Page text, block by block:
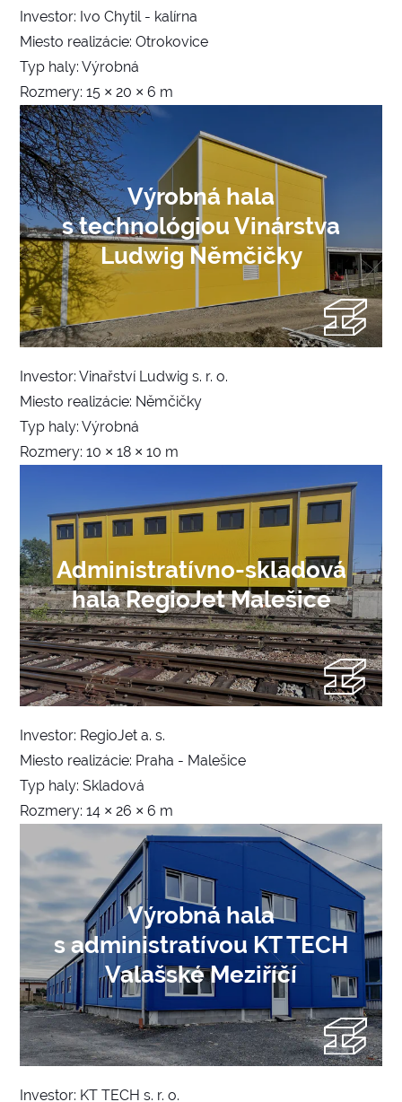
Investor: Ivo Chytil - kalírna
Miesto realizácie: Otrokovice
Typ haly: Výrobná
Rozmery: 15 × 20 × 6 m
Výrobná hala
s technológiou Vinárstva
Ludwig Němčičky
Investor: Vinařství Ludwig s. r. o.
Miesto realizácie: Němčičky
Typ haly: Výrobná
Rozmery: 10 × 18 × 10 m
Administratívno-skladová
hala RegioJet Malešice
Investor: RegioJet a. s.
Miesto realizácie: Praha - Malešice
Typ haly: Skladová
Rozmery: 14 × 26 × 6 m
Výrobná hala
s administratívou KT TECH
Valašské Meziříčí
Investor: KT TECH s. r. o.